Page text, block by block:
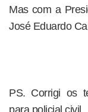
Mas com a
José Eduardo
PS. Corrigi os
para policial civil.